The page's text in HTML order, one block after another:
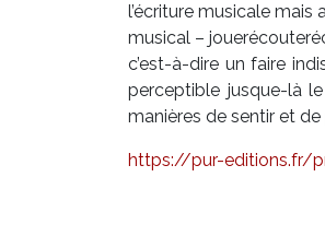
l’écriture musicale
musical –
c’est-à-dire un faire
perceptible jusque-là
manières de sentir et
https://pur-editions.fr/